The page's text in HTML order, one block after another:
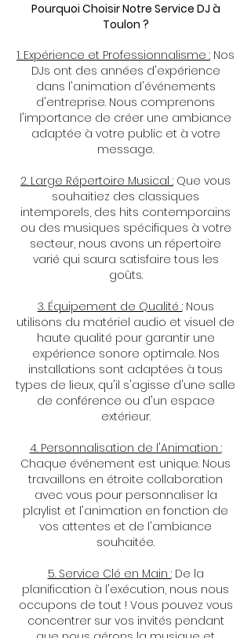
Pourquoi Choisir Notre Service DJ à
Toulon ?
1. Expérience et Professionnalisme : Nos
DJs ont des années d'expérience
dans l'animation d'événements
d'entreprise. Nous comprenons
l'importance de créer une ambiance
adaptée à votre public et à votre
message.
2. Large Répertoire Musical : Que vous
souhaitiez des classiques
intemporels, des hits contemporains
ou des musiques spécifiques à votre
secteur, nous avons un répertoire
varié qui saura satisfaire tous les
goûts.
3. Équipement de Qualité :Nous
utilisons du matériel audio et visuel de
haute qualité pour garantir une
expérience sonore optimale. Nos
installations sont adaptées à tous
types de lieux, qu'il s'agisse d'une salle
de conférence ou d'un espace
extérieur.
4. Personnalisation de l'Animation :
Chaque événement est unique. Nous
travaillons en étroite collaboration
avec vous pour personnaliser la
playlist et l'animation en fonction de
vos attentes et de l'ambiance
souhaitée.
5. Service Clé en Main :De la
planification à l'exécution, nous nous
occupons de tout ! Vous pouvez vous
concentrer sur vos invités pendant